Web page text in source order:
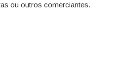
ou outros comerciantes.